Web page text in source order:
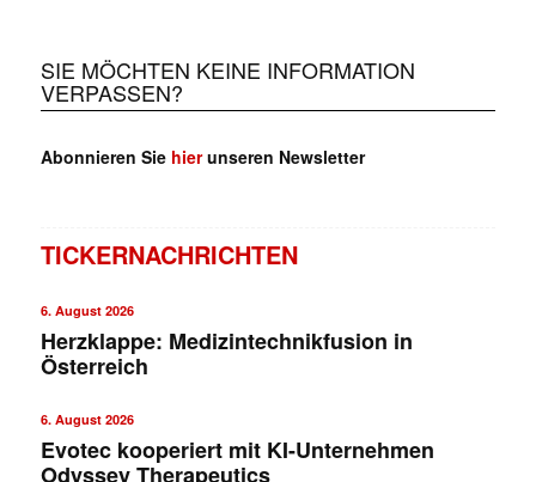
SIE MÖCHTEN KEINE INFORMATION
VERPASSEN?
Abonnieren Sie hierunseren Newsletter
TICKERNACHRICHTEN
6. August 2026
Herzklappe: Medizintechnikfusion in
Österreich
6. August 2026
Evotec kooperiert mit KI-Unternehmen
Odyssey Therapeutics